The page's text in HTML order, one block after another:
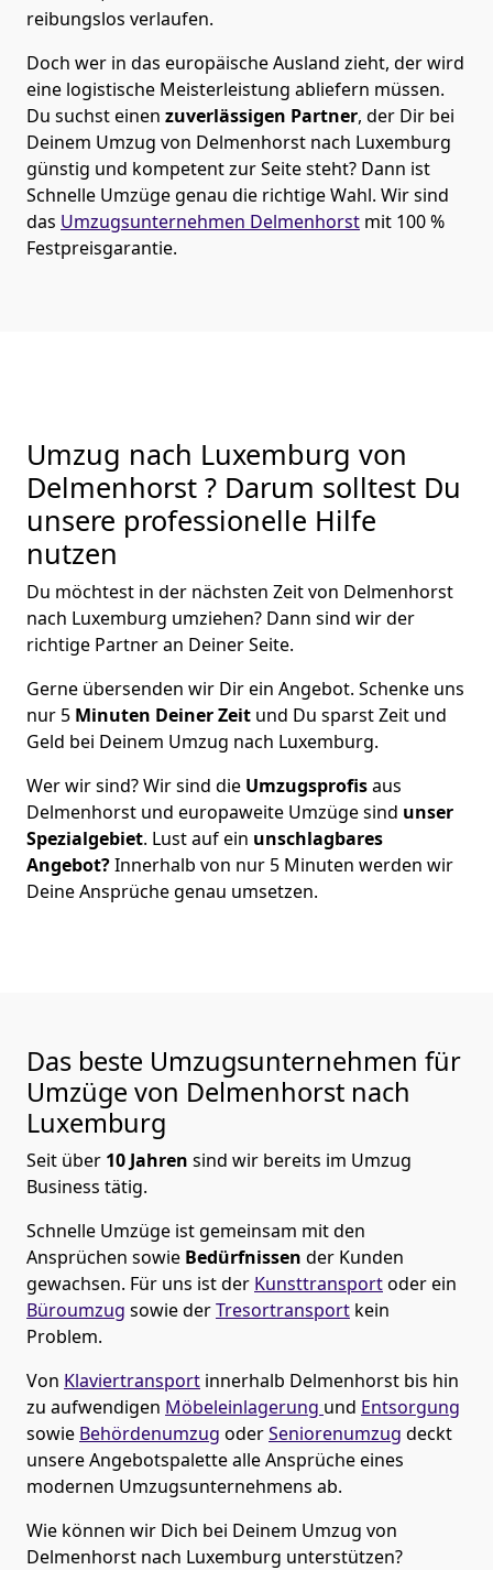
reibungslos verlaufen.
Doch wer in das europäische Ausland zieht, der wird
eine logistische Meisterleistung abliefern müssen.
Du suchst einen zuverlässigen Partner, der Dir bei
Deinem Umzug von Delmenhorst nach Luxemburg
günstig und kompetent zur Seite steht? Dann ist
Schnelle Umzügegenau die richtige Wahl. Wir sind
das Umzugsunternehmen Delmenhorst mit 100 %
Festpreisgarantie.
Umzug nach Luxemburg von
Delmenhorst ? Darum solltest Du
unsere professionelle Hilfe
nutzen
Du möchtest in der nächsten Zeit von Delmenhorst
nach Luxemburg umziehen? Dann sind wir der
richtige Partner an Deiner Seite.
Gerne übersenden wir Dir ein Angebot. Schenke uns
nur 5 Minuten Deiner Zeit und Du sparst Zeit und
Geld bei Deinem Umzug nach Luxemburg.
Wer wir sind? Wir sind die Umzugsprofisaus
Delmenhorst und europaweite Umzüge sind unser
Spezialgebiet. Lust auf ein unschlagbares
Angebot?Innerhalb von nur 5 Minuten werden wir
Deine Ansprüche genau umsetzen.
Das beste Umzugsunternehmen für
Umzüge von Delmenhorst nach
Luxemburg
Seit über 10 Jahren sind wir bereits im Umzug
Business tätig.
Schnelle Umzüge ist gemeinsam mit den
Ansprüchen sowie Bedürfnissen der Kunden
gewachsen. Für uns ist der Kunsttransportoder ein
Büroumzug sowie derTresortransport kein
Problem.
Von Klaviertransport innerhalb Delmenhorst bis hin
zu aufwendigen Möbeleinlagerung und Entsorgung
sowie Behördenumzug oderSeniorenumzug deckt
unsere Angebotspalette alle Ansprüche eines
modernen Umzugsunternehmens ab.
Wie können wir Dich bei Deinem Umzug von
Delmenhorst nach Luxemburg unterstützen?